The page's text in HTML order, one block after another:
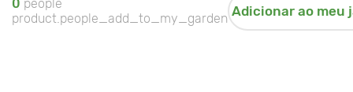
0 people
product.people_add_to_my_garden Adicionar ao meu